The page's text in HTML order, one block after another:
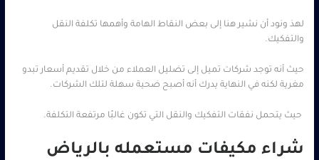
لهذ ونود أن نشير هنا إلى بعض النقاط الهامة وأهمها تكلفة النقل
والتفكيك.
حيث أنه توجد شركات تميل إلى تضليل العملاء من خلال تقديم أسعار تبدو
مغرية لكنه في النهاية يدرك أنه أصبح ضحية سهلة لتلك الشركات.
حيث يتحمل نفقات التفكيك والنقل التي تكون غالبًا مرتفعة التكلفة.
شراء مكيفات مستعمله بالرياض